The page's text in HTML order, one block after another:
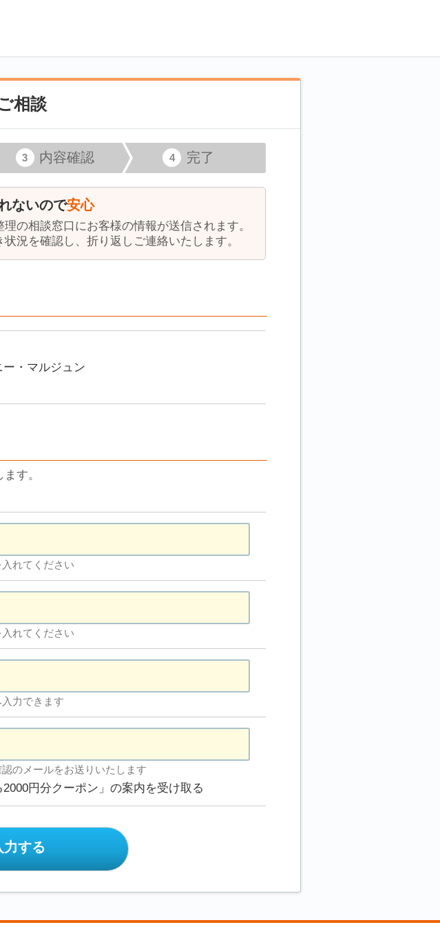
相談
内容確認 完了
ないので安心
の相談窓口にお客様の情報が送信されます。
況を確認し、折り返しご連絡いたします。
ー・マルジュン
す。
れてください
れてください
力できます
のメールをお送りいたします
2000円分クーポン」の案内を受け取る
力する